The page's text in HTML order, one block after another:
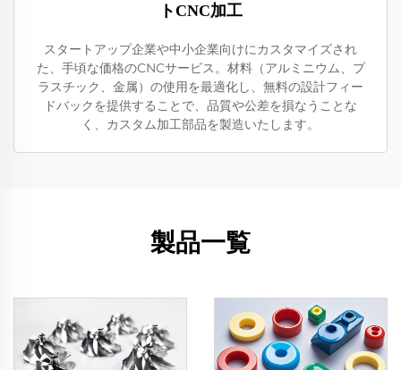
トCNC加工
スタートアップ企業や中小企業向けにカスタマイズされ
た、手頃な価格のCNCサービス。材料（アルミニウム、プ
ラスチック、金属）の使用を最適化し、無料の設計フィー
ドバックを提供することで、品質や公差を損なうことな
く、カスタム加工部品を製造いたします。
製品一覧